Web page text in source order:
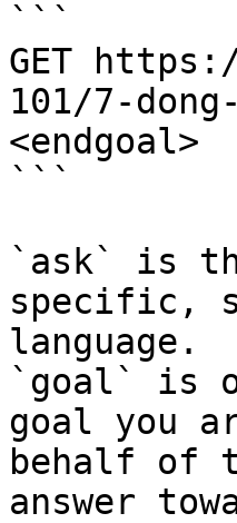
```
GET
101/7-
<endgoal>
```
`ask` is
specific,
language.
`goal` is
goal you
behalf of
answer